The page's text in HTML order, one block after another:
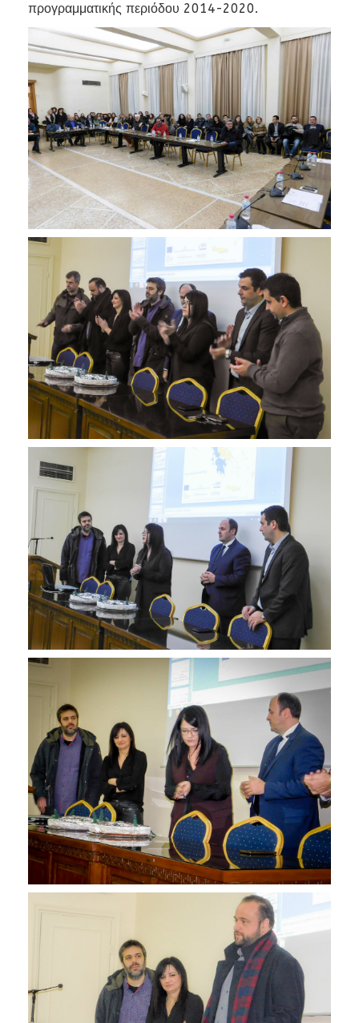
προγραμματικής περιόδου 2014-2020.